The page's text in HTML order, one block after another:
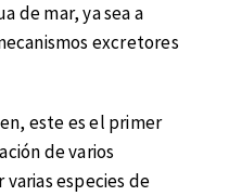
de mar, ya sea a
excretores
este es el primer
de varios
especies de